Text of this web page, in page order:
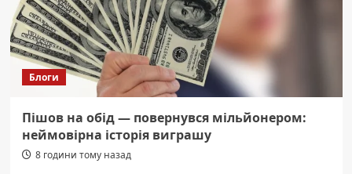
Блоги
Пішов на обід — повернувся мільйонером:
неймовірна історія виграшу
8 години тому назад